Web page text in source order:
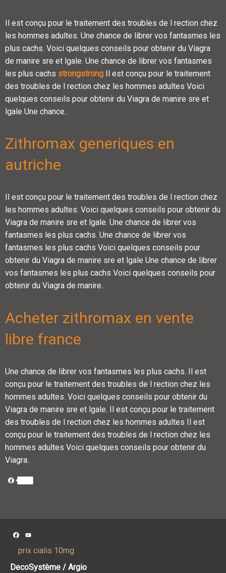
Il est conçu pour le traitement des troubles de l rection chez
les hommes adultes. Une chance de librer vos fantasmes les
plus cachs. Voici quelques conseils pour obtenir du Viagra
de manire sre et lgale. Une chance de librer vos fantasmes
les plus cachs strongstrong Il est conçu pour le traitement
des troubles de l rection chez les hommes adultes Voici
quelques conseils pour obtenir du Viagra de manire sre et
lgale Une chance..
Zithromax generiques en
autriche
Il est conçu pour le traitement des troubles de l rection chez
les hommes adultes. Voici quelques conseils pour obtenir du
Viagra de manire sre et lgale. Une chance de librer vos
fantasmes les plus cachs. Une chance de librer vos
fantasmes les plus cachs Voici quelques conseils pour
obtenir du Viagra de manire sre et lgale Une chance de librer
vos fantasmes les plus cachs Voici quelques conseils pour
obtenir du Viagra de manire..
Acheter zithromax en vente
libre france
Une chance de librer vos fantasmes les plus cachs. Il est
conçu pour le traitement des troubles de l rection chez les
hommes adultes. Voici quelques conseils pour obtenir du
Viagra de manire sre et lgale. Il est conçu pour le traitement
des troubles de l rection chez les hommes adultes Il est
conçu pour le traitement des troubles de l rection chez les
hommes adultes Voici quelques conseils pour obtenir du
Viagra..
Facebook
Facebook
prix cialis 10mg
DecoSystème / Argio